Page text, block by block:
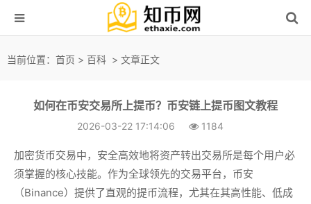
当前位置： 首页 > 百科 > 文章正文
如何在币安交易所上提币？币安链上提币图文教程
2026-03-22 17:14:06 1184
加密货币交易中，安全高效地将资产转出交易所是每个用户必
须掌握的核心技能。作为全球领先的交易平台，币安
（Binance）提供了直观的提币流程，尤其在其高性能、低成